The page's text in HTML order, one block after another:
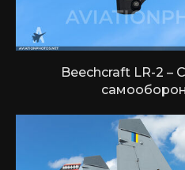
Beechcraft LR-2 –